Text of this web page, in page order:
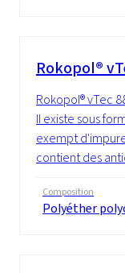
Rokopol®
Rokopol® vTec
Il existe sous
exempt
contient des
Composition
Polyéther